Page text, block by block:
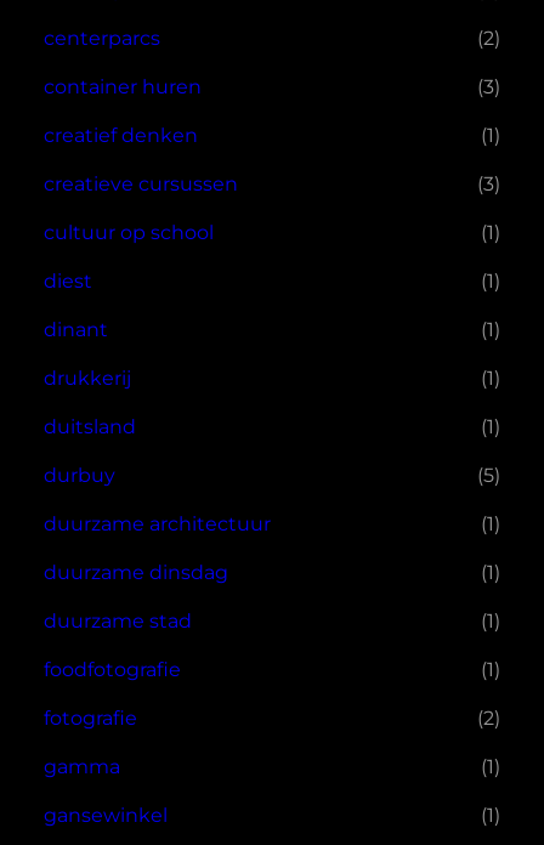
centerparcs (2)
container huren (3)
creatief denken (1)
creatieve cursussen (3)
cultuur op school (1)
diest (1)
dinant (1)
drukkerij (1)
duitsland (1)
durbuy (5)
duurzame architectuur (1)
duurzame dinsdag (1)
duurzame stad (1)
foodfotografie (1)
fotografie (2)
gamma (1)
gansewinkel (1)